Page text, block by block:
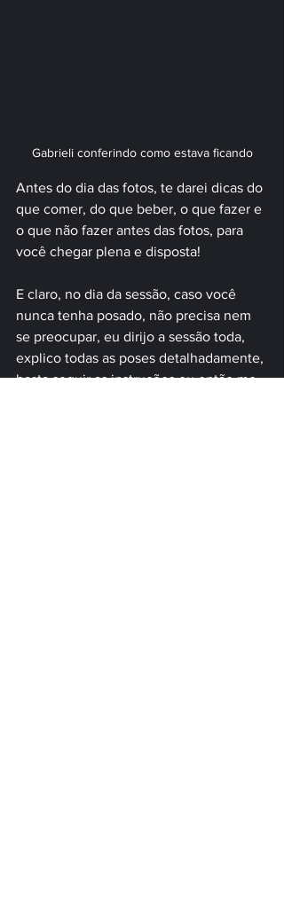
Gabrieli conferindo como estava ficando
Antes do dia das fotos, te darei dicas do
que comer, do que beber, o que fazer e
o que não fazer antes das fotos, para
você chegar plena e disposta!
E claro, no dia da sessão, caso você
nunca tenha posado, não precisa nem
se preocupar, eu dirijo a sessão toda,
explico todas as poses detalhadamente,
basta seguir as instruções ou então me